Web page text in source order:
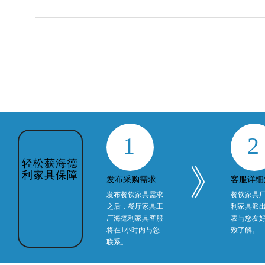
轻松获海德
利家具保障
1
发布采购需求
发布餐饮家具需求
之后，餐厅家具工
厂海德利家具客服
将在1小时内与您
联系。
》
2
客服详
餐饮家具
利家具派
表与您友
致了解。